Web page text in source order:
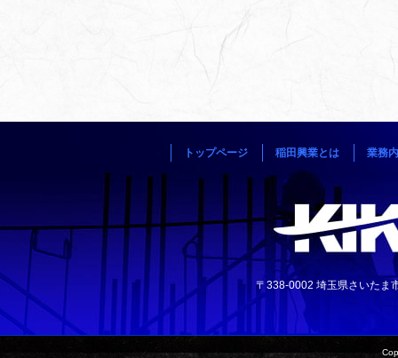
トップページ 稲田興業とは 業務
〒338-0002 埼玉県さいた